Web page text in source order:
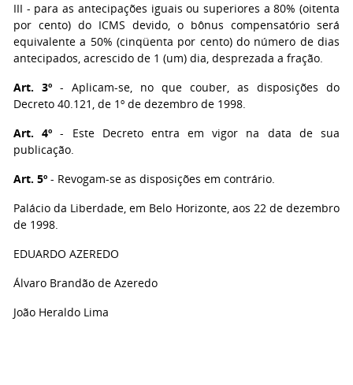
III - para as antecipações iguais ou superiores a 80% (oitenta
por cento) do ICMS devido, o bônus compensatório será
equivalente a 50% (cinqüenta por cento) do número de dias
antecipados, acrescido de 1 (um) dia, desprezada a fração.
Art. 3º - Aplicam-se, no que couber, as disposições do
Decreto 40.121, de 1º de dezembro de 1998.
Art. 4º - Este Decreto entra em vigor na data de sua
publicação.
Art. 5º - Revogam-se as disposições em contrário.
Palácio da Liberdade, em Belo Horizonte, aos 22 de dezembro
de 1998.
EDUARDO AZEREDO
Álvaro Brandão de Azeredo
João Heraldo Lima